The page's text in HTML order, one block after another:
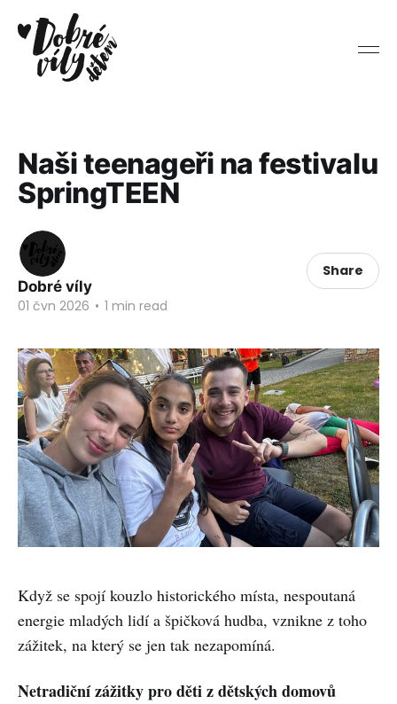
Naši teenageři na festivalu
SpringTEEN
Dobré víly
01 čvn 2026 • 1 min read
Share
Když se spojí kouzlo historického místa, nespoutaná
energie mladých lidí a špičková hudba, vznikne z toho
zážitek, na který se jen tak nezapomíná.
Netradiční zážitky pro děti z dětských domovů